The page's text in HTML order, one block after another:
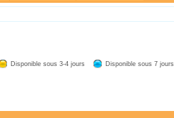
Disponible sous 3-4 jours Disponible sous 7 jours